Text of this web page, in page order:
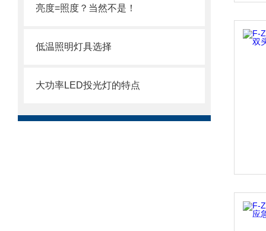
亮度=照度？当然不是！
低温照明灯具选择
大功率LED投光灯的特点